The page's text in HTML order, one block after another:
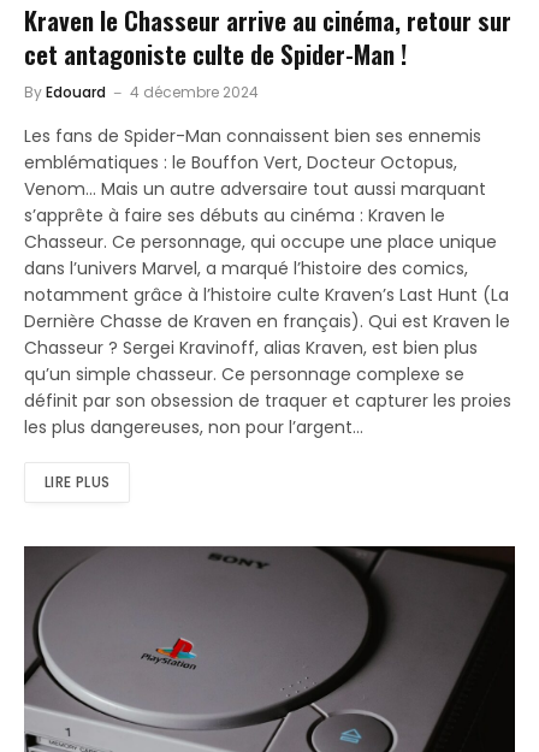
Kraven le Chasseur arrive au cinéma, retour sur
cet antagoniste culte de Spider-Man !
ByEdouard 4 décembre 2024
Les fans de Spider-Man connaissent bien ses ennemis
emblématiques : le Bouffon Vert, Docteur Octopus,
Venom… Mais un autre adversaire tout aussi marquant
s’apprête à faire ses débuts au cinéma : Kraven le
Chasseur. Ce personnage, qui occupe une place unique
dans l’univers Marvel, a marqué l’histoire des comics,
notamment grâce à l’histoire culte Kraven’s Last Hunt (La
Dernière Chasse de Kraven en français). Qui est Kraven le
Chasseur ? Sergei Kravinoff, alias Kraven, est bien plus
qu’un simple chasseur. Ce personnage complexe se
définit par son obsession de traquer et capturer les proies
les plus dangereuses, non pour l’argent…
LIRE PLUS